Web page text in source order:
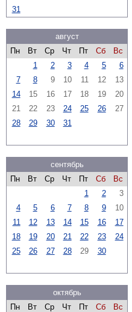
31
август
Пн
Вт Ср Чт Пт Сб
Вс
1
2 3 4 5
6
7
8 9 10 11 12
13
14
15 16 17 18 19
20
21
22 23 24 25 26
27
28
29 30 31
сентябрь
Пн
Вт Ср Чт Пт Сб
Вс
1
2
3
4
5 6 7 8 9
10
11
12 13 14 15 16
17
18
19 20 21 22 23
24
25
26 27 28 29 30
октябрь
Пн
Вт Ср Чт Пт Сб
Вс